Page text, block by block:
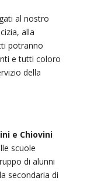
al nostro
alla
potranno
e tutti coloro
della
e Chiovini
scuole
di alunni
secondaria di